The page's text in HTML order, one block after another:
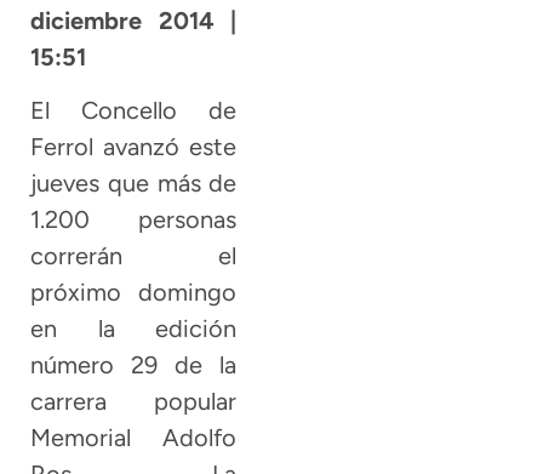
diciembre 2014 |
15:51
El Concello de
Ferrol avanzó este
jueves que más de
1.200 personas
correrán el
próximo domingo
en la edición
número 29 de la
carrera popular
Memorial Adolfo